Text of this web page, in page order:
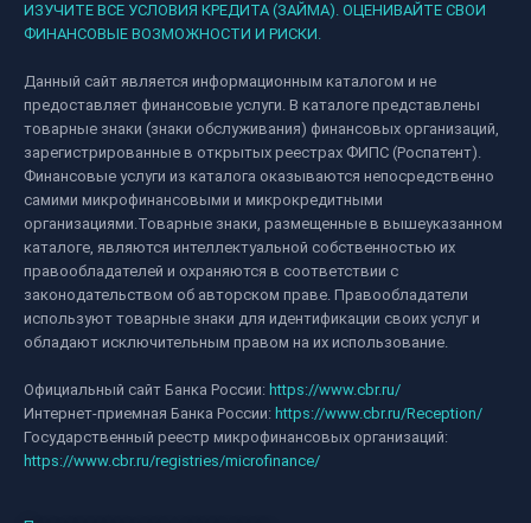
ИЗУЧИТЕ ВСЕ УСЛОВИЯ КРЕДИТА (ЗАЙМА). ОЦЕНИВАЙТЕ СВОИ
ФИНАНСОВЫЕ ВОЗМОЖНОСТИ И РИСКИ.
Данный сайт является информационным каталогом и не
предоставляет финансовые услуги. В каталоге представлены
товарные знаки (знаки обслуживания) финансовых организаций,
зарегистрированные в открытых реестрах ФИПС (Роспатент).
Финансовые услуги из каталога оказываются непосредственно
самими микрофинансовыми и микрокредитными
организациями.Товарные знаки, размещенные в вышеуказанном
каталоге, являются интеллектуальной собственностью их
правообладателей и охраняются в соответствии с
законодательством об авторском праве. Правообладатели
используют товарные знаки для идентификации своих услуг и
обладают исключительным правом на их использование.
Официальный сайт Банка России: https://www.cbr.ru/
Интернет-приемная Банка России: https://www.cbr.ru/Reception/
Государственный реестр микрофинансовых организаций:
https://www.cbr.ru/registries/microfinance/